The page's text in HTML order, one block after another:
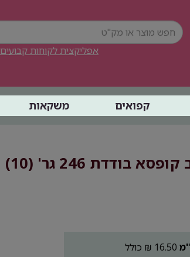
אפליקצית לקוחות קבועים
קפואים משקאות
בודדת 246 גר' (10)
16.50 ₪ כולל